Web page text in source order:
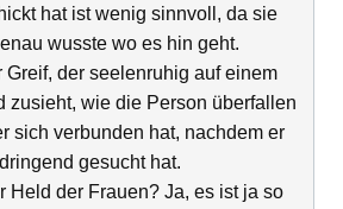
hat ist wenig sinnvoll, da sie
wusste wo es hin geht.
Greif, der seelenruhig auf einem
zusieht, wie die Person überfallen
sich verbunden hat, nachdem er
gesucht hat.
Held der Frauen? Ja, es ist ja so